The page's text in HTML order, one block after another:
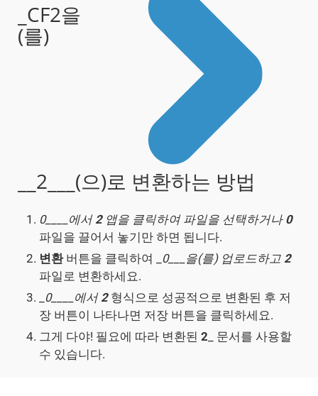
_CF2을
(를)
__2___(으)로 변환하는 방법
0____에서 2앱을 클릭하여 파일을 선택하거나 0
파일을 끌어서 놓기만 하면 됩니다.
변환버튼을 클릭하여 _ 0___을(를) 업로드하고 2
파일로 변환하세요.
0____에서 2형식으로 성공적으로 변환된 후 저
장 버튼이 나타나면 저장 버튼을 클릭하세요.
그게 다야! 필요에 따라 변환된 2 _ 문서를 사용할
수 있습니다.